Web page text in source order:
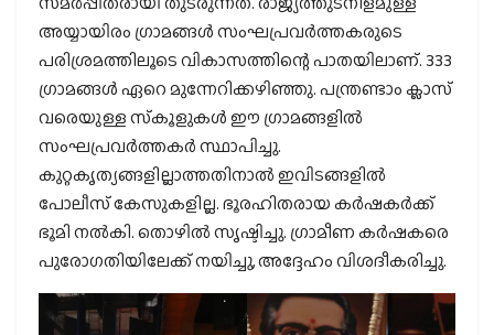
അയ്യായിരം ഗ്രാമങ്ങള്‍ സംഘപ്രവര്‍ത്തകരുടെ
പരിശ്രമത്തിലൂടെ വികാസത്തിന്റെ പാതയിലാണ്. 333
ഗ്രാമങ്ങള്‍ ഏറെ മുന്നേറിക്കഴിഞ്ഞു. പന്ത്രണ്ടാം ക്ലാസ്
വരെയുള്ള സ്‌കൂളുകള്‍ ഈ ഗ്രാമങ്ങളില്‍
സംഘപ്രവര്‍ത്തകര്‍ സ്ഥാപിച്ചു.
കുറ്റകൃത്യങ്ങളില്ലാത്തതിനാല്‍ ഇവിടങ്ങളില്‍
പോലീസ് കേസുകളില്ല. ഭൂരഹിതരായ കര്‍ഷകര്‍ക്ക്
ഭൂമി നല്‍കി. തൊഴില്‍ സൃഷ്ടിച്ചു. ഗ്രാമീണ കര്‍ഷകരെ
പുരോഗതിയിലേക്ക് നയിച്ചു, അദ്ദേഹം വിശദീകരിച്ചു.